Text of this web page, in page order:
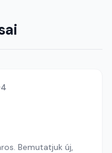
Bemutatjuk új,